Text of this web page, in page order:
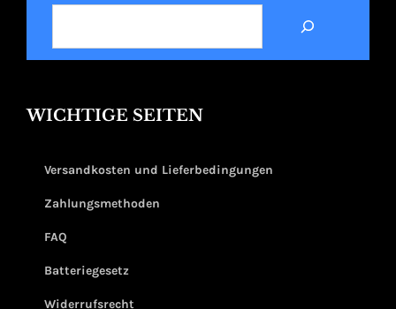
SUCHEN
WICHTIGE SEITEN
Versandkosten und Lieferbedingungen
Zahlungsmethoden
FAQ
Batteriegesetz
Widerrufsrecht